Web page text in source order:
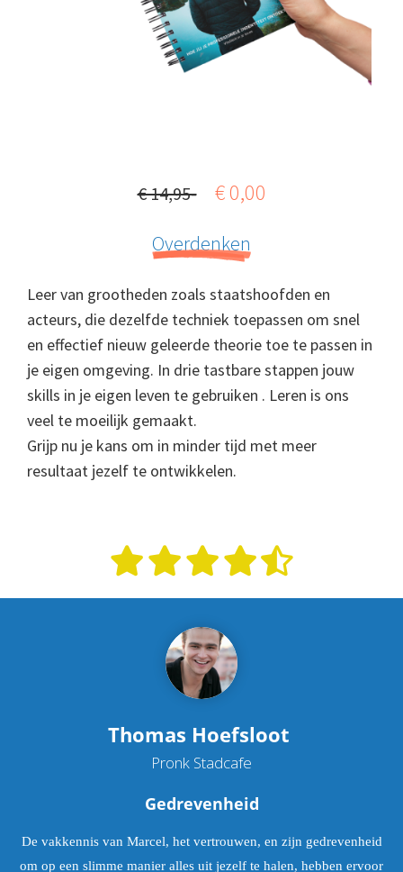
€ 14,95- € 0,00
Overdenken
Leer van grootheden zoals staatshoofden en
acteurs, die dezelfde techniek toepassen om snel
en effectief nieuw geleerde theorie toe te passen in
je eigen omgeving. In drie tastbare stappen jouw
skills in je eigen leven te gebruiken . Leren is ons
veel te moeilijk gemaakt.
Grijp nu je kans om in minder tijd met meer
resultaat jezelf te ontwikkelen.
Thomas Hoefsloot
Pronk Stadcafe
Gedrevenheid
De vakkennis van Marcel, het vertrouwen, en zijn gedrevenheid
om op een slimme manier alles uit jezelf te halen, hebben ervoor